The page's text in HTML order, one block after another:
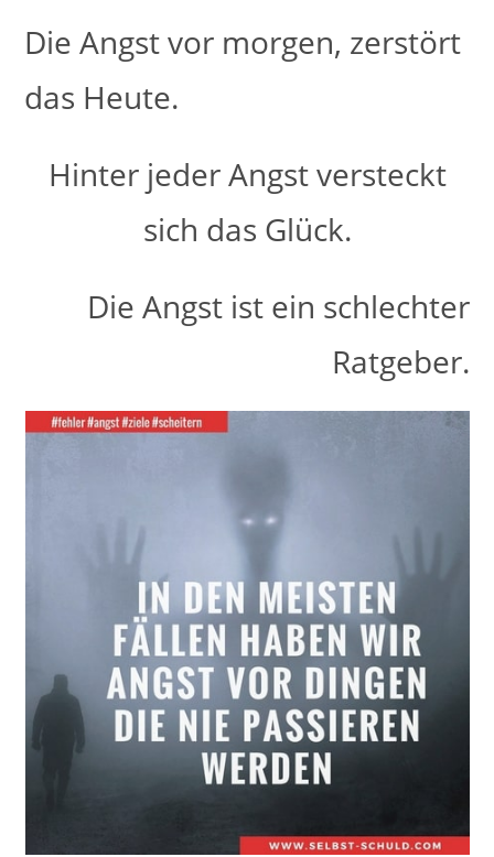
Die Angst vor morgen, zerstört
das Heute.
Hinter jeder Angst versteckt
sich das Glück.
Die Angst ist ein schlechter
Ratgeber.